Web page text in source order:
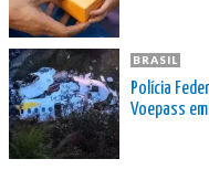
BRASIL
Polícia
Voepass